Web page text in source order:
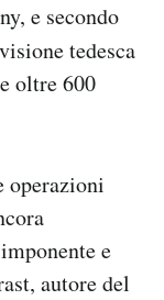
e secondo
tedesca
oltre 600
operazioni
e
autore del